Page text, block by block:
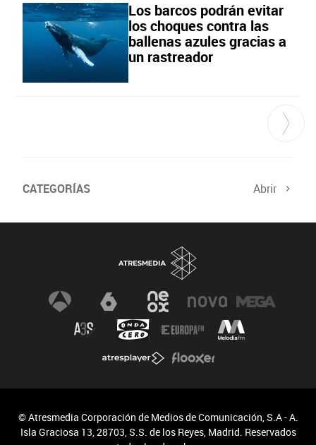
Los barcos podrán evitar
los choques contra las
ballenas azules gracias a
un rastreador
CATEGORÍAS Abrir
© Atresmedia Corporación de Medios de Comunicación, S.A - A.
Isla Graciosa 13, 28703, S.S. de los Reyes, Madrid. Reservados